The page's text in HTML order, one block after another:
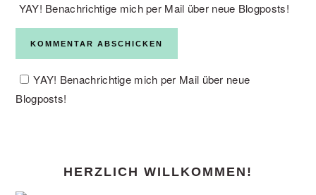
YAY! Benachrichtige mich per Mail über neue Blogposts!
YAY! Benachrichtige mich per Mail über neue
Blogposts!
HERZLICH WILLKOMMEN!